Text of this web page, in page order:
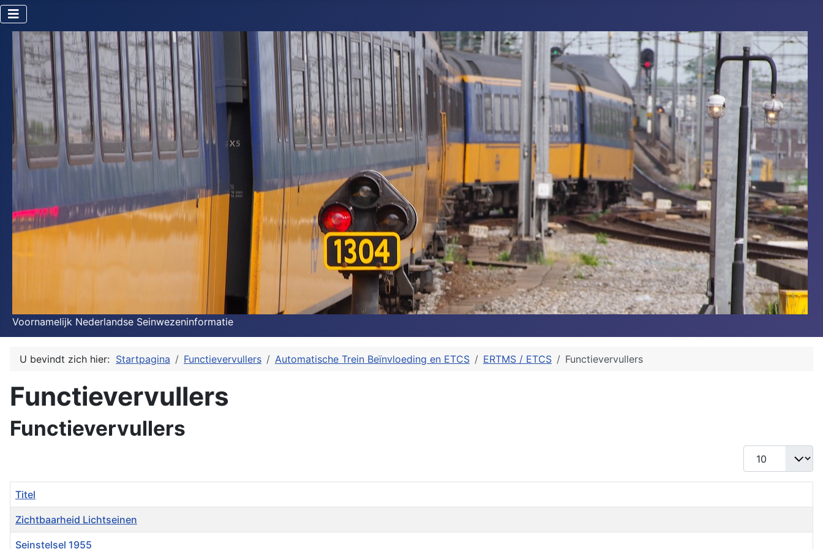
Voornamelijk Nederlandse Seinwezeninformatie
U bevindt zich hier: Startpagina Functievervullers Automatische Trein Beïnvloeding en ETCS ERTMS / ETCS Functievervullers
Functievervullers
Functievervullers
Toon #
Titel
Zichtbaarheid Lichtseinen
Seinstelsel 1955